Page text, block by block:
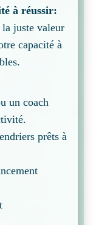
à réussir:
juste valeur
capacité à
un coach
prêts à